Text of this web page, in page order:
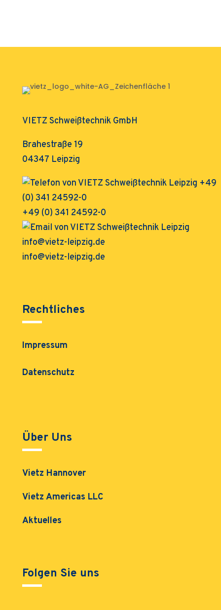
VIETZ Schweißtechnik GmbH
Brahestraße 19
04347 Leipzig
+49 (0) 341 24592-0
info@vietz-leipzig.de
Rechtliches
Impressum
Datenschutz
Über Uns
Vietz Hannover
Vietz Americas LLC
Aktuelles
Folgen Sie uns